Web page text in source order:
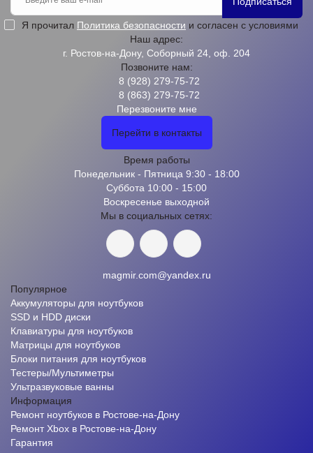
Я прочитал Политика безопасности и согласен с условиями
Наш адрес:
г. Ростов-на-Дону, Соборный 24, оф. 204
Позвоните нам:
8 (928) 279-75-72
8 (863) 279-75-72
Перезвоните мне
Перейти в контакты
Время работы
Понедельник - Пятница 9:30 - 18:00
Суббота 10:00 - 15:00
Воскресенье выходной
Мы в социальных сетях:
magmir.com@yandex.ru
Популярное
Аккумуляторы для ноутбуков
SSD и HDD диски
Клавиатуры для ноутбуков
Матрицы для ноутбуков
Блоки питания для ноутбуков
Тестеры/Мультиметры
Ультразвуковые ванны
Информация
Ремонт ноутбуков в Ростове-на-Дону
Ремонт Xbox в Ростове-на-Дону
Гарантия